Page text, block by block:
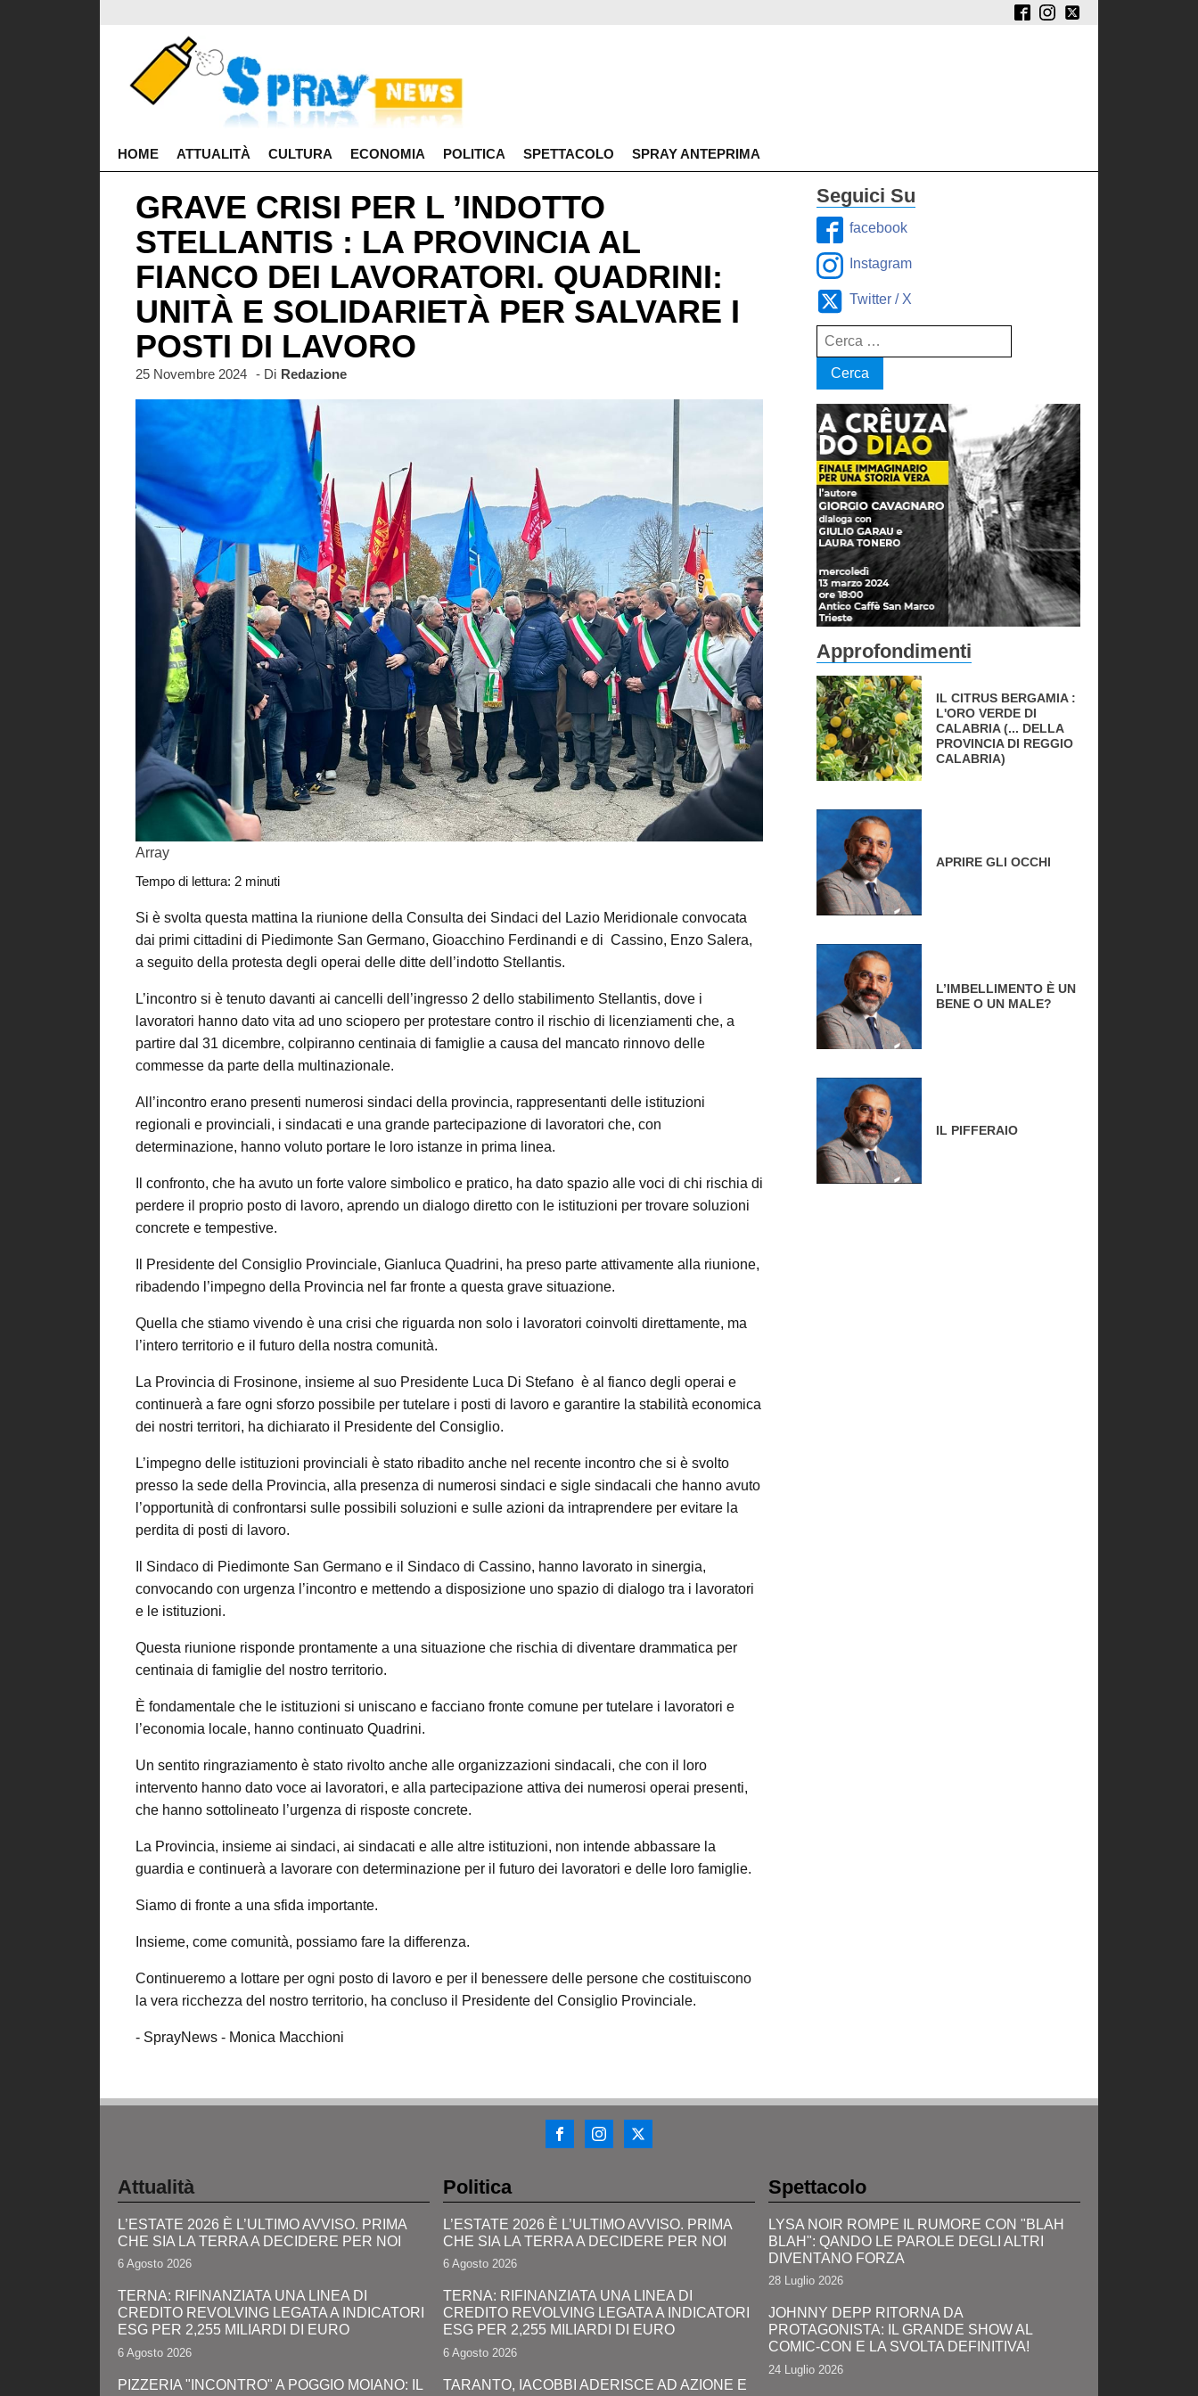
HOME ATTUALITÀ CULTURA ECONOMIA POLITICA SPETTACOLO SPRAY ANTEPRIMA
GRAVE CRISI PER L ’INDOTTO
STELLANTIS : LA PROVINCIA AL
FIANCO DEI LAVORATORI. QUADRINI:
UNITÀ E SOLIDARIETÀ PER SALVARE I
POSTI DI LAVORO
25 Novembre 2024 - Di Redazione
Array
Tempo di lettura: 2 minuti
Si è svolta questa mattina la riunione della Consulta dei Sindaci del Lazio Meridionale convocata
dai primi cittadini di Piedimonte San Germano, Gioacchino Ferdinandi e di Cassino, Enzo Salera,
a seguito della protesta degli operai delle ditte dell’indotto Stellantis.
L’incontro si è tenuto davanti ai cancelli dell’ingresso 2 dello stabilimento Stellantis, dove i
lavoratori hanno dato vita ad uno sciopero per protestare contro il rischio di licenziamenti che, a
partire dal 31 dicembre, colpiranno centinaia di famiglie a causa del mancato rinnovo delle
commesse da parte della multinazionale.
All’incontro erano presenti numerosi sindaci della provincia, rappresentanti delle istituzioni
regionali e provinciali, i sindacati e una grande partecipazione di lavoratori che, con
determinazione, hanno voluto portare le loro istanze in prima linea.
Il confronto, che ha avuto un forte valore simbolico e pratico, ha dato spazio alle voci di chi rischia di
perdere il proprio posto di lavoro, aprendo un dialogo diretto con le istituzioni per trovare soluzioni
concrete e tempestive.
Il Presidente del Consiglio Provinciale, Gianluca Quadrini, ha preso parte attivamente alla riunione,
ribadendo l’impegno della Provincia nel far fronte a questa grave situazione.
Quella che stiamo vivendo è una crisi che riguarda non solo i lavoratori coinvolti direttamente, ma
l’intero territorio e il futuro della nostra comunità.
La Provincia di Frosinone, insieme al suo Presidente Luca Di Stefano è al fianco degli operai e
continuerà a fare ogni sforzo possibile per tutelare i posti di lavoro e garantire la stabilità economica
dei nostri territori, ha dichiarato il Presidente del Consiglio.
L’impegno delle istituzioni provinciali è stato ribadito anche nel recente incontro che si è svolto
presso la sede della Provincia, alla presenza di numerosi sindaci e sigle sindacali che hanno avuto
l’opportunità di confrontarsi sulle possibili soluzioni e sulle azioni da intraprendere per evitare la
perdita di posti di lavoro.
Il Sindaco di Piedimonte San Germano e il Sindaco di Cassino, hanno lavorato in sinergia,
convocando con urgenza l’incontro e mettendo a disposizione uno spazio di dialogo tra i lavoratori
e le istituzioni.
Questa riunione risponde prontamente a una situazione che rischia di diventare drammatica per
centinaia di famiglie del nostro territorio.
È fondamentale che le istituzioni si uniscano e facciano fronte comune per tutelare i lavoratori e
l’economia locale, hanno continuato Quadrini.
Un sentito ringraziamento è stato rivolto anche alle organizzazioni sindacali, che con il loro
intervento hanno dato voce ai lavoratori, e alla partecipazione attiva dei numerosi operai presenti,
che hanno sottolineato l’urgenza di risposte concrete.
La Provincia, insieme ai sindaci, ai sindacati e alle altre istituzioni, non intende abbassare la
guardia e continuerà a lavorare con determinazione per il futuro dei lavoratori e delle loro famiglie.
Siamo di fronte a una sfida importante.
Insieme, come comunità, possiamo fare la differenza.
Continueremo a lottare per ogni posto di lavoro e per il benessere delle persone che costituiscono
la vera ricchezza del nostro territorio, ha concluso il Presidente del Consiglio Provinciale.
- SprayNews - Monica Macchioni
Seguici Su
facebook
Instagram
Twitter / X
Ricerca
per:
Approfondimenti
IL CITRUS BERGAMIA :
L'ORO VERDE DI
CALABRIA (... DELLA
PROVINCIA DI REGGIO
CALABRIA)
APRIRE GLI OCCHI
L’IMBELLIMENTO È UN
BENE O UN MALE?
IL PIFFERAIO
Attualità
L’ESTATE 2026 È L’ULTIMO AVVISO. PRIMA
CHE SIA LA TERRA A DECIDERE PER NOI
6 Agosto 2026
TERNA: RIFINANZIATA UNA LINEA DI
CREDITO REVOLVING LEGATA A INDICATORI
ESG PER 2,255 MILIARDI DI EURO
6 Agosto 2026
PIZZERIA "INCONTRO" A POGGIO MOIANO: IL
Politica
L’ESTATE 2026 È L’ULTIMO AVVISO. PRIMA
CHE SIA LA TERRA A DECIDERE PER NOI
6 Agosto 2026
TERNA: RIFINANZIATA UNA LINEA DI
CREDITO REVOLVING LEGATA A INDICATORI
ESG PER 2,255 MILIARDI DI EURO
6 Agosto 2026
TARANTO, IACOBBI ADERISCE AD AZIONE E
Spettacolo
LYSA NOIR ROMPE IL RUMORE CON "BLAH
BLAH": QANDO LE PAROLE DEGLI ALTRI
DIVENTANO FORZA
28 Luglio 2026
JOHNNY DEPP RITORNA DA
PROTAGONISTA: IL GRANDE SHOW AL
COMIC-CON E LA SVOLTA DEFINITIVA!
24 Luglio 2026